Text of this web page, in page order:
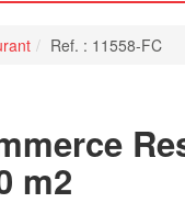
Ref. : 11558-FC
m2